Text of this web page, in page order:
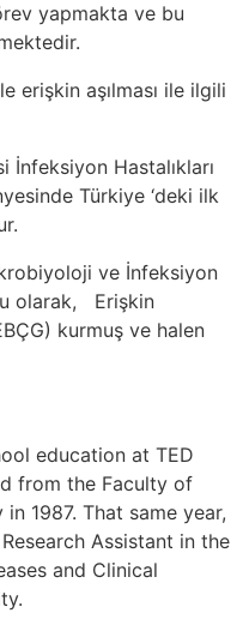
yapmakta ve bu
erişkin aşılması ile ilgili
İnfeksiyon Hastalıkları
Türkiye ‘deki ilk
ve İnfeksiyon
olarak, Erişkin
kurmuş ve halen
education at TED
from the Faculty of
1987. That same year,
Assistant in the
and Clinical